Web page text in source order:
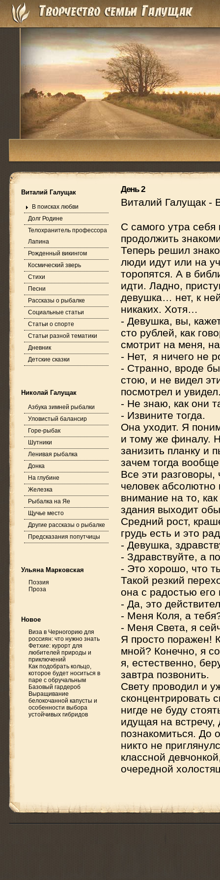
Виталий Галущак
В поисках любви
Долг Родине
Телохранитель профессора
Лапина
Рожденный викингом
Космический зверь
Стихи
Песни
Рассказы о рыбалке
Социальные статьи
Статьи о спорте
Статьи разной тематики
Дневник
Детские сказки
Николай Галущак
Азбука зимней рыбалки
Уловистый балансир
Горе-рыбак
Шутники
Ленивая рыбалка
Донка
На глубине
Железка
Рыбалка на Яе
Щучье место
Другие рассказы о рыбалке
Предсказания попутчицы
Ульяна Марковская
Поэзия
Проза
Новое
Виза в Черногорию для
россиян: что нужно знать
Фетхие: курорт для
любителей природы и
приключений
Как подобрать кольцо,
которое будет носиться в
паре с обручальным
Базовый гардероб
Выращивание
белокочанной капусты и
особенности выбора
устойчивых гибридов
День 2
Виталий Галущак -
С самого утра себя
продолжить
Теперь решил
люди идут или на
торопятся. А в
идти. Ладно,
девушка… нет, к
никаких. Хотя…
- Девушка, вы,
сто рублей, как
смотрит на меня,
- Нет, я ничего не
- Странно, вроде
стою, и не видел
посмотрел и
- Не знаю, как они
- Извините тогда.
Она уходит. Я
и тому же финалу.
занизить планку и
зачем тогда
Все эти
человек
внимание на то,
здания выходит
Средний рост,
грудь есть и это
- Девушка,
- Здравствуйте, а
- Это хорошо, что
Такой резкий
она с радостью его
- Да, это
- Меня Коля, а
- Меня Света, я
Я просто поражен!
мной? Конечно, я
я, естественно,
завтра позвонить.
Свету проводил и
сконцентрировать
нигде не буду
идущая на
познакомиться. До
никто не
классной
очередной